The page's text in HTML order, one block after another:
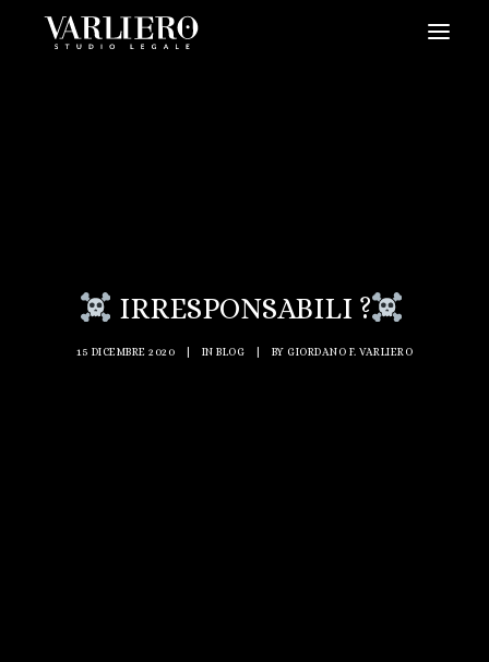
VIDEO IRRESPONSABILI ?‍
15 DICEMBRE 2020 IN BLOG BY GIORDANO F. VARLIERO